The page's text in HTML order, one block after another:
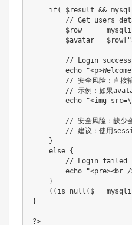
if( $result &&
// Get users
$row
=
$avatar = $row [
// Login
echo
// 安全风险：直接
// 示例：如果
echo
"<img
// 安全风险：缺少
// 建议：使用
}
else {
// Login failed
echo
"<pre><br
}
( ( is_null (
}
?>